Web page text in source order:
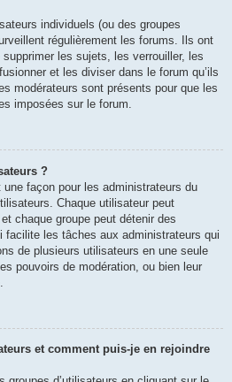
individuels (ou des groupes
régulièrement les forums. Ils ont
les sujets, les verrouiller, les
et les diviser dans le forum qu’ils
modérateurs sont présents pour que les
imposées sur le forum.
?
une façon pour les administrateurs du
Chaque utilisateur peut
chaque groupe peut détenir des
facilite les tâches aux administrateurs qui
de plusieurs utilisateurs en une seule
pouvoirs de modération, ou bien leur
et comment puis-je en rejoindre